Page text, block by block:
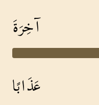
آخِرَةَ
عَذَابًا